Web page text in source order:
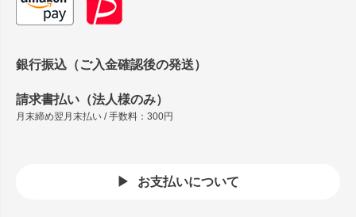
銀行振込（ご入金確認後の発送）
請求書払い（法人様のみ）
月末締め翌月末払い / 手数料：300円
お支払いについて